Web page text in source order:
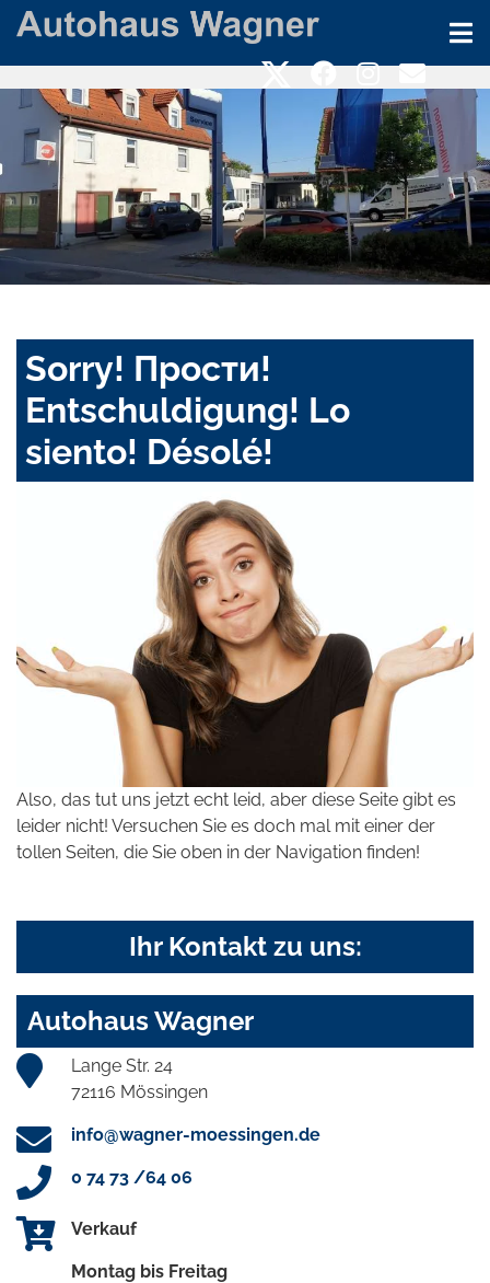
Sorry! Прости!
Entschuldigung! Lo
siento! Désolé!
Also, das tut uns jetzt echt leid, aber diese Seite gibt es
leider nicht! Versuchen Sie es doch mal mit einer der
tollen Seiten, die Sie oben in der Navigation finden!
Ihr Kontakt zu uns:
Autohaus Wagner
Lange Str. 24
72116 Mössingen
info@wagner-moessingen.de
0 74 73 /64 06
Verkauf
Montag bis Freitag